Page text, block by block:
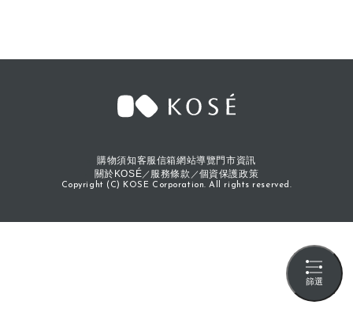
篩選
購物須知客服信箱網站導覽門市資訊
關於KOSÉ
服務條款 個資保護政策
Copyright (C) KOSE Corporation. All rights reserved.